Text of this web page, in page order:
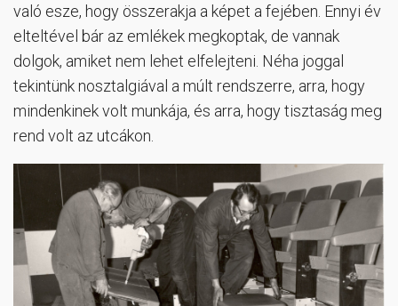
való esze, hogy összerakja a képet a fejében. Ennyi év
elteltével bár az emlékek megkoptak, de vannak
dolgok, amiket nem lehet elfelejteni. Néha joggal
tekintünk nosztalgiával a múlt rendszerre, arra, hogy
mindenkinek volt munkája, és arra, hogy tisztaság meg
rend volt az utcákon.